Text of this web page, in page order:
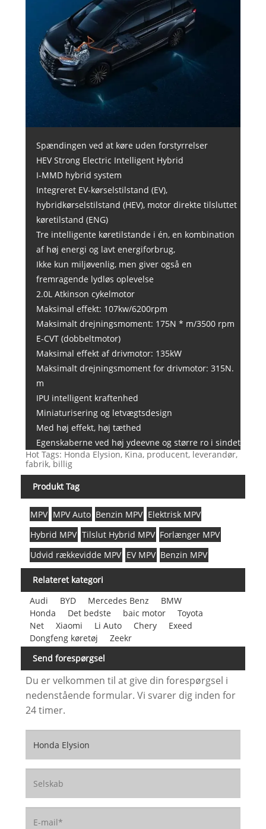
Spændingen ved at køre uden forstyrrelser
HEV Strong Electric Intelligent Hybrid
I-MMD hybrid system
Integreret EV-kørselstilstand (EV),
hybridkørselstilstand (HEV), motor direkte tilsluttet
køretilstand (ENG)
Tre intelligente køretilstande i én, en kombination
af høj energi og lavt energiforbrug,
Ikke kun miljøvenlig, men giver også en
fremragende lydløs oplevelse
2.0L Atkinson cykelmotor
Maksimal effekt: 107kw/6200rpm
Maksimalt drejningsmoment: 175N * m/3500 rpm
E-CVT (dobbeltmotor)
Maksimal effekt af drivmotor: 135kW
Maksimalt drejningsmoment for drivmotor: 315N.
m
IPU intelligent kraftenhed
Miniaturisering og letvægtsdesign
Med høj effekt, høj tæthed
Egenskaberne ved høj ydeevne og større ro i sindet
Hot Tags: Honda Elysion, Kina, producent, leverandør,
fabrik, billig
Produkt Tag
MPV MPV Auto Benzin MPV Elektrisk MPV
Hybrid MPV Tilslut Hybrid MPV Forlænger MPV
Udvid rækkevidde MPV EV MPV Benzin MPV
Relateret kategori
Audi
BYD Mercedes Benz
BMW
Honda
Det bedste baic motor
Toyota
Net
Xiaomi Li Auto Chery
Exeed
Dongfeng køretøj
Zeekr
Send forespørgsel
Du er velkommen til at give din forespørgsel i
nedenstående formular. Vi svarer dig inden for
24 timer.